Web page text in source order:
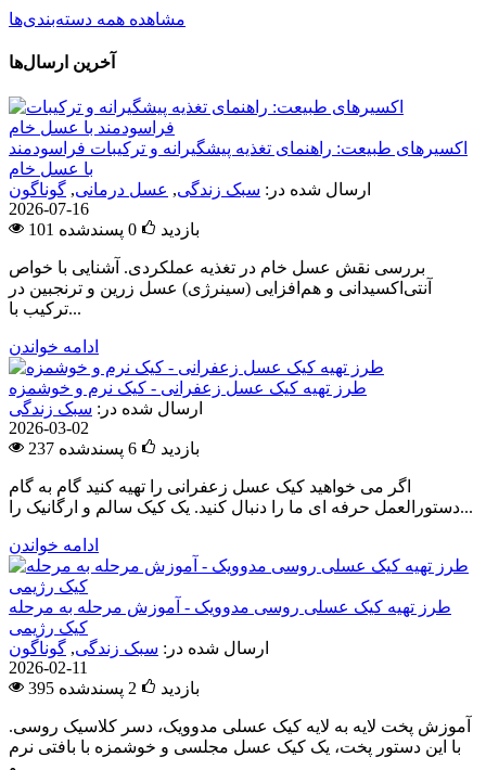
مشاهده همه دسته‌بندی‌ها
آخرین ارسال‌ها
اکسیرهای طبیعت: راهنمای تغذیه پیشگیرانه و ترکیبات فراسودمند
با عسل خام
ارسال شده در: سبک زندگی, عسل درمانی, گوناگون
2026-07-16
101 بازدید
0 پسندشده
بررسی نقش عسل خام در تغذیه عملکردی. آشنایی با خواص
آنتی‌اکسیدانی و هم‌افزایی (سینرژی) عسل زرین و ترنجبین در
ترکیب با...
ادامه خواندن
طرز تهیه کیک عسل زعفرانی - کیک نرم و خوشمزه
ارسال شده در: سبک زندگی
2026-03-02
237 بازدید
6 پسندشده
اگر می خواهید کیک عسل زعفرانی را تهیه کنید گام به گام
دستورالعمل حرفه ای ما را دنبال کنید. یک کیک سالم و ارگانیک را...
ادامه خواندن
طرز تهیه کیک عسلی روسی مدوویک - آموزش مرحله به مرحله
کیک رژیمی
ارسال شده در: سبک زندگی, گوناگون
2026-02-11
395 بازدید
2 پسندشده
آموزش پخت لایه به لایه کیک عسلی مدوویک، دسر کلاسیک روسی.
با این دستور پخت، یک کیک عسل مجلسی و خوشمزه با بافتی نرم